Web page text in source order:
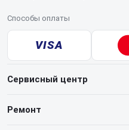
Способы оплаты
VISA
Сервисный центр
О нашем сервисе
Ремонт